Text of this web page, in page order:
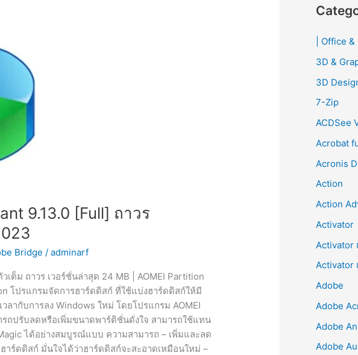
9.13.0 [Full] ถาวร
Bridge /adminarf
เต็ม ถาวร เวอร์ชั่นล่าสุด 24 MB | AOMEI Partition
โปรแกรมจัดการฮาร์ดดิสก์ ที่ใช้แบ่งฮาร์ดดิสก์ให้มี
ลากับการลง Windows ใหม่ โดยโปรแกรม AOMEI
ถปรับลดหรือเพิ่มขนาดพาร์ติชั่นดั่งใจ สามารถใช้แทน
ได้อย่างสมบูรณ์แบบ ความสามารถ – เพิ่มและลด
ร์ดดิสก์ มั่นใจได้ว่าฮาร์ดดิสก์จะสะอาดเหมือนใหม่ –
r
h
f
o
r
| Office &
3D &
3D
7-Zip
ACDSee
Acrobat
Acronis
Action
Action
Activator
Activator
Activator
Adobe
Adobe
Adobe
Adobe